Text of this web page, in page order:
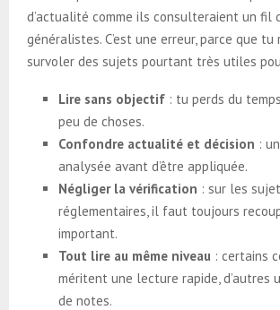
d’actualité comme ils consulteraient un fil
généralistes. C’est une erreur, parce que tu
survoler des sujets pourtant très utiles
Lire sans objectif : tu perds du
peu de choses.
Confondre actualité et décision :
analysée avant d’être appliquée.
Négliger la vérification : sur les
réglementaires, il faut toujours
important.
Tout lire au même niveau : certains
méritent une lecture rapide, d’autres
de notes.